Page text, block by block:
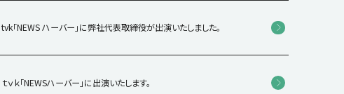
News
tvk「NEWS ハーバー」に弊社代表取締役が出演いたしました。
ｔｖｋ「NEWSハーバー」に出演いたします。